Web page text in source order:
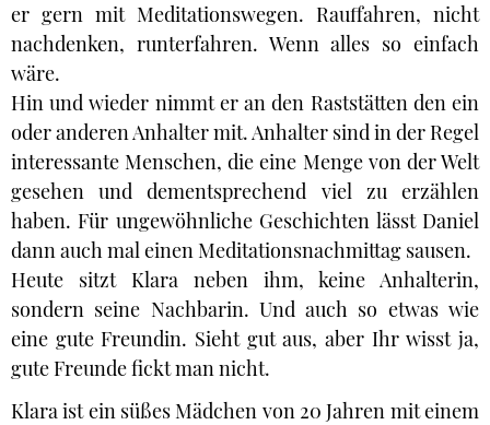
er gern mit Meditationswegen. Rauffahren, nicht
nachdenken, runterfahren. Wenn alles so einfach
wäre.
Hin und wieder nimmt er an den Raststätten den ein
oder anderen Anhalter mit. Anhalter sind in der Regel
interessante Menschen, die eine Menge von der Welt
gesehen und dementsprechend viel zu erzählen
haben. Für ungewöhnliche Geschichten lässt Daniel
dann auch mal einen Meditationsnachmittag sausen.
Heute sitzt Klara neben ihm, keine Anhalterin,
sondern seine Nachbarin. Und auch so etwas wie
eine gute Freundin. Sieht gut aus, aber Ihr wisst ja,
gute Freunde fickt man nicht.
Klara ist ein süßes Mädchen von 20 Jahren mit einem